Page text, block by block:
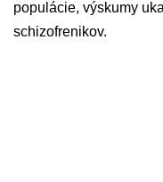
populácie, výskumy
schizofrenikov.